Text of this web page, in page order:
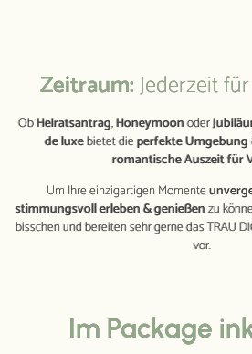
Impressionen
Gut zu wissen
Preise
Zeitraum:Jederzeit
ObHeiratsantrag,Honeymoonoder
de luxebietet dieperfekte Umgebung
romantische Auszeit für
Um Ihre einzigartigen Momente
stimmungsvollerleben & genießenzu
bisschen und bereiten sehr gerne das TRAU
vor.
Im Package